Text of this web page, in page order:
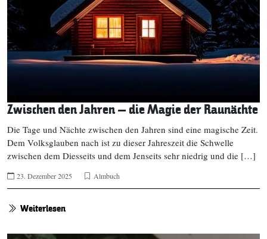
Zwischen den Jahren – die Magie der Raunächte
Die Tage und Nächte zwischen den Jahren sind eine magische Zeit.
Dem Volksglauben nach ist zu dieser Jahreszeit die Schwelle
zwischen dem Diesseits und dem Jenseits sehr niedrig und die […]
23. Dezember 2025 Almbuch
Weiterlesen